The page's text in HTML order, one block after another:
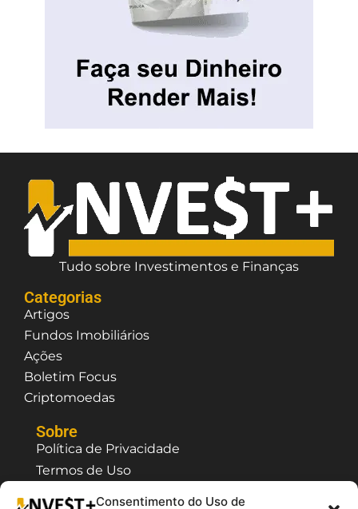
Consentimento do Uso de
Tudo sobre Investimentos e Finanças
Categorias
Artigos
Fundos Imobiliários
Ações
Boletim Focus
Criptomoedas
Sobre
Política de Privacidade
Termos de Uso